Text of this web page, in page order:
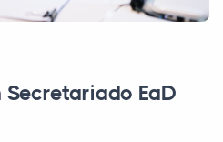
EaD